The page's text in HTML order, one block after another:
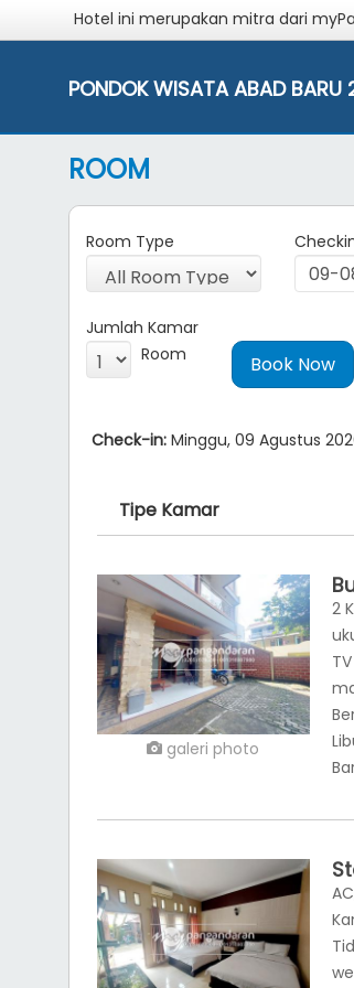
Hotel ini merupakan mitra dari
PONDOK WISATA ABAD BARU
ROOM
Room Type
Jumlah Kamar
Room
Check-in: Minggu, 09 Agustus
Tipe Kamar
galeri photo
2